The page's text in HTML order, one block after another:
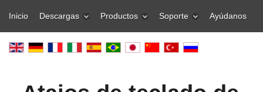
Inicio Descargas Productos Soporte Ayúdanos